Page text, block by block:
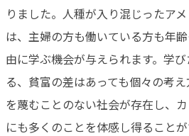
りました。人種が入り混じったア
は、主婦の方も働いている方も年
由に学ぶ機会が与えられます。学
る、貧富の差はあっても個々の考
を蔑むことのない社会が存在し、
にも多くのことを体感し得ることが